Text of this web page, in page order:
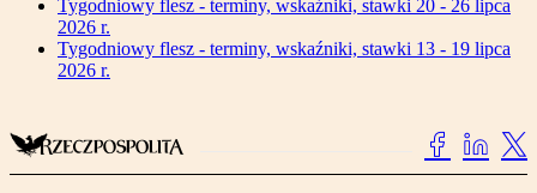
Tygodniowy flesz - terminy, wskaźniki, stawki 20 - 26 lipca
2026 r.
Tygodniowy flesz - terminy, wskaźniki, stawki 13 - 19 lipca
2026 r.